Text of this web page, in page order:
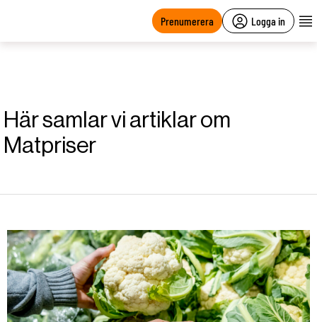
Prenumerera Logga in
Här samlar vi artiklar om
Matpriser